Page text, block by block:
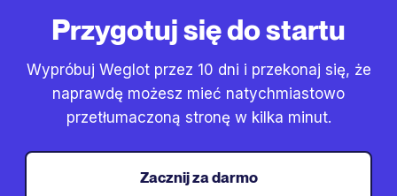
Przygotuj się do startu
Wypróbuj Weglot przez 10 dni i przekonaj się, że
naprawdę możesz mieć natychmiastowo
przetłumaczoną stronę w kilka minut.
Zacznij za darmo